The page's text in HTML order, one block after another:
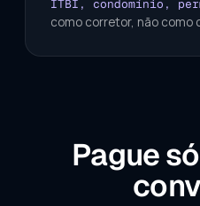
ITBI, condomínio,
como corretor, não como
Pague